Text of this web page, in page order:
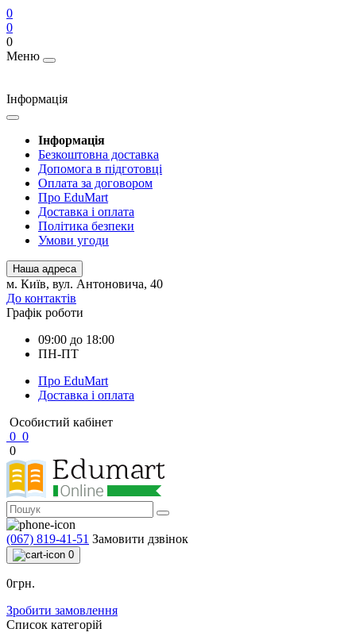
0
0
0
Меню
Інформація
Інформація
Безкоштовна доставка
Допомога в підготовці
Оплата за договором
Про EduMart
Доставка і оплата
Політика безпеки
Умови угоди
Наша адреса
м. Київ, вул. Антоновича, 40
До контактів
Графік роботи
09:00 до 18:00
ПН-ПТ
Про EduMart
Доставка і оплата
Особистий кабінет
0 0
0
(067) 819-41-51 Замовити дзвінок
0
0грн.
Зробити замовлення
Список категорій